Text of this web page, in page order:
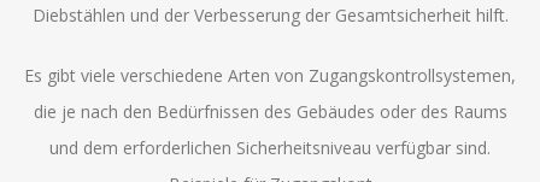
Diebstählen und der Verbesserung der Gesamtsicherheit hilft.
Es gibt viele verschiedene Arten von Zugangskontrollsystemen,
die je nach den Bedürfnissen des Gebäudes oder des Raums
und dem erforderlichen Sicherheitsniveau verfügbar sind.